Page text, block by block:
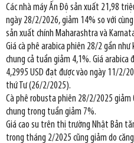
Các nhà máy Ấn Độ sản xuất 21,98
ngày 28/2/2026, giảm 14% so với
sản xuất chính Maharashtra và
Giá cà phê arabica phiên 28/2 gần
chung cả tuần giảm 4,1%. Giá arabica
4,2995 USD đạt được vào ngày 11/2/
thứ Tư (26/2/2025).
Cà phê robusta phiên 28/2/2025
chung trong tuần giảm 7%.
Giá cao su trên thị trường Nhật Bản
trong tháng 2/2025 cũng giảm do